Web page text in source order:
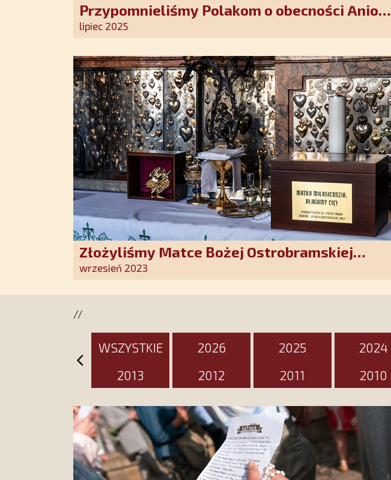
Przypomnieliśmy Polakom o obecności Anioła
Stróża!
lipiec 2025
Złożyliśmy Matce Bożej Ostrobramskiej
pozłacane wotum
wrzesień 2023
//
WSZYSTKIE 2026 2025 2024
2013
2012 2011 2010